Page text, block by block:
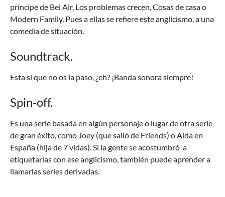
príncipe de Bel Air, Los problemas crecen, Cosas de casa o
Modern Family, Pues a ellas se refiere este anglicismo, a una
comedia de situación.
Soundtrack.
Esta sí que no os la paso, ¿eh? ¡Banda sonora siempre!
Spin-off.
Es una serie basada en algún personaje o lugar de otra serie
de gran éxito, como Joey (que salió de Friends) o Aída en
España (hija de 7 vidas). Si la gente se acostumbró a
etiquetarlas con ese anglicismo, también puede aprender a
llamarlas series derivadas.